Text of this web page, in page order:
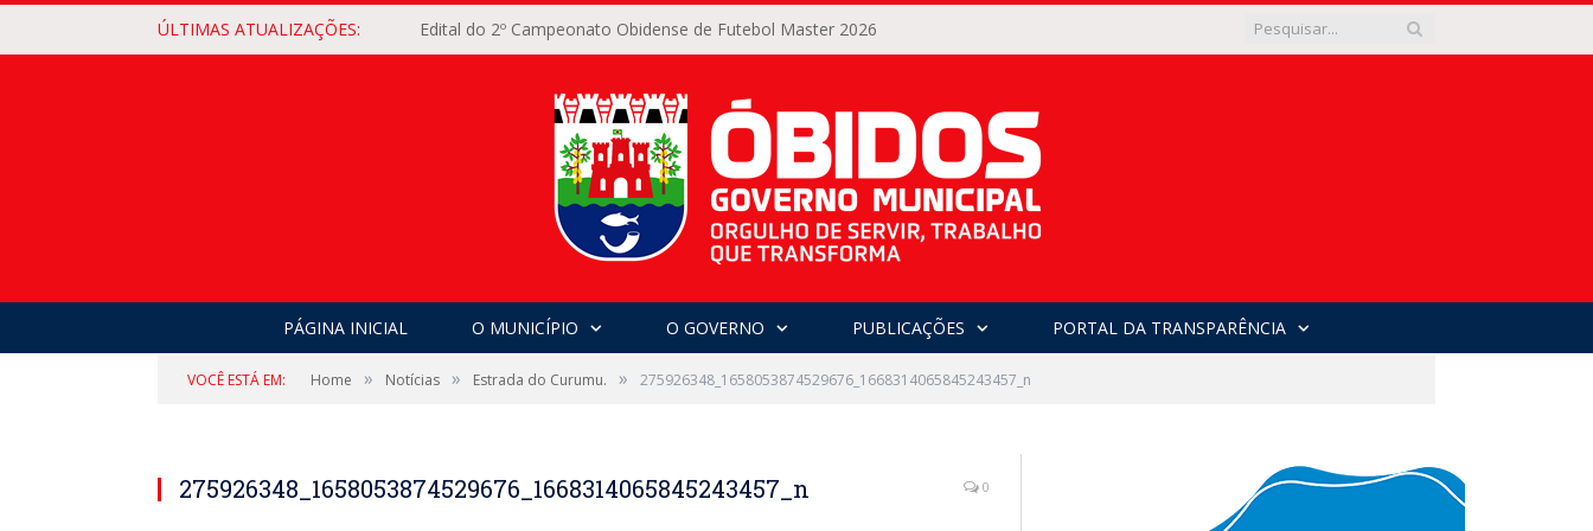
ÚLTIMAS ATUALIZAÇÕES: Edital do 2º Campeonato Obidense de Futebol Master 2026
PÁGINA INICIAL O MUNICÍPIO O GOVERNO PUBLICAÇÕES PORTAL DA TRANSPARÊNCIA
VOCÊ ESTÁ EM: Home » Notícias » Estrada do Curumu. » 275926348_1658053874529676_1668314065845243457_n
275926348_1658053874529676_1668314065845243457_n 0